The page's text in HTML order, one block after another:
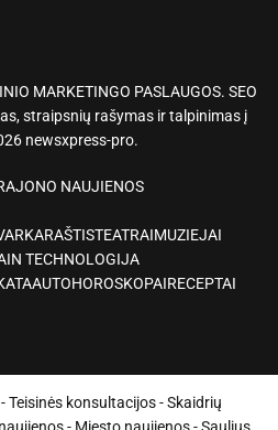
MARKETINGO PASLAUGOS. SEO
straipsnių rašymas ir talpinimas į
newsxpress-pro.
NAUJIENOS
TEATRAIMUZIEJAI
TECHNOLOGIJA
AUTOHOROSKOPAIRECEPTAI
-Teisinės konsultacijos-Skaidrių
- Miesto naujienos-Saulius